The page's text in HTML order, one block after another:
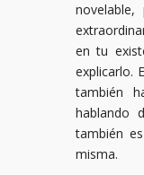
en tu
explicarlo.
también
hablando
también
misma.